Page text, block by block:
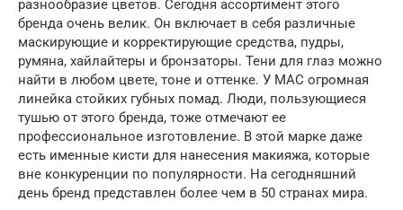
разнообразие цветов. Сегодня ассортимент этого
бренда очень велик. Он включает в себя различные
маскирующие и корректирующие средства, пудры,
румяна, хайлайтеры и бронзаторы. Тени для глаз можно
найти в любом цвете, тоне и оттенке. У MAC огромная
линейка стойких губных помад. Люди, пользующиеся
тушью от этого бренда, тоже отмечают ее
профессиональное изготовление. В этой марке даже
есть именные кисти для нанесения макияжа, которые
вне конкуренции по популярности. На сегодняшний
день бренд представлен более чем в 50 странах мира.